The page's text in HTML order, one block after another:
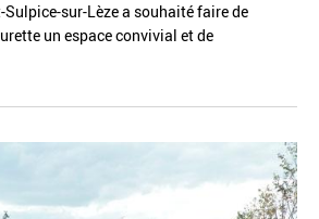
Fermer la recherche avancée
sur-Lèze a souhaité faire de
un espace convivial et de